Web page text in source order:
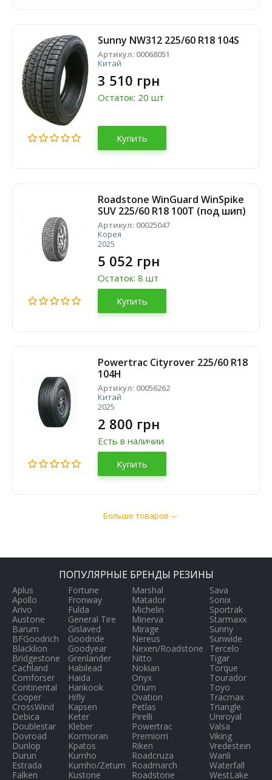
Sunny NW312 225/60 R18 104S
Артикул: 00068051
Китай
3 510 грн
Остаток: 20 шт
Купить
Roadstone WinGuard WinSpike
SUV 225/60 R18 100T (под шип)
Артикул: 00025047
Корея
2025
5 052 грн
Остаток: 8 шт
Купить
Powertrac Cityrover 225/60 R18
104H
Артикул: 00056262
Китай
2025
2 800 грн
Есть в наличии
Купить
Больше товаров
ПОПУЛЯРНЫЕ БРЕНДЫ РЕЗИНЫ
Aplus
Apollo
Arivo
Austone
Barum
BFGoodrich
Blacklion
Bridgestone
Cachland
Comforser
Continental
Cooper
CrossWind
Debica
Doublestar
Dovroad
Dunlop
Durun
Estrada
Falken
Fortune
Fronway
Fulda
General Tire
Gislaved
Goodride
Goodyear
Grenlander
Habilead
Haida
Hankook
Hifly
Kapsen
Keter
Kleber
Kormoran
Kpatos
Kumho
Kumho/Zetum
Kustone
Marshal
Matador
Michelin
Minerva
Mirage
Nereus
Nexen/Roadstone
Nitto
Nokian
Onyx
Orium
Ovation
Petlas
Pirelli
Powertrac
Premiorri
Riken
Roadcruza
Roadmarch
Roadstone
Sava
Sonix
Sportrak
Starmaxx
Sunny
Sunwide
Tercelo
Tigar
Torque
Tourador
Toyo
Tracmax
Triangle
Uniroyal
Valsa
Viking
Vredestein
Wanli
Waterfall
WestLake